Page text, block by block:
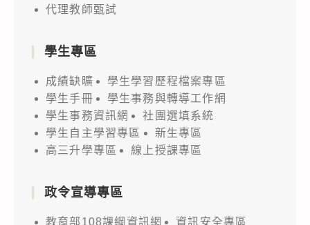
代理教師甄試
學生專區
成績缺曠
學生學習歷程檔案專區
學生手冊
學生事務與轉導工作網
學生事務資訊網
社團選填系統
學生自主學習專區
新生專區
高三升學專區
線上授課專區
政令宣導專區
教育部108課綱資訊網 資訊安全專區